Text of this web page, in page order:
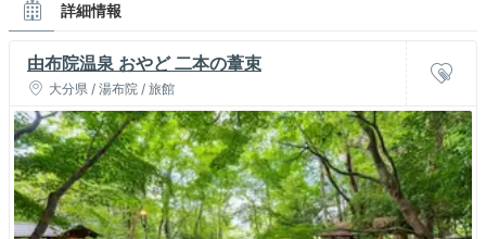
詳細情報
由布院温泉 おやど 二本の葦束
大分県 / 湯布院 / 旅館